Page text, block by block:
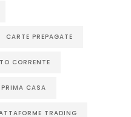
CARTE PREPAGATE
CORRENTE
CASA
TRADING